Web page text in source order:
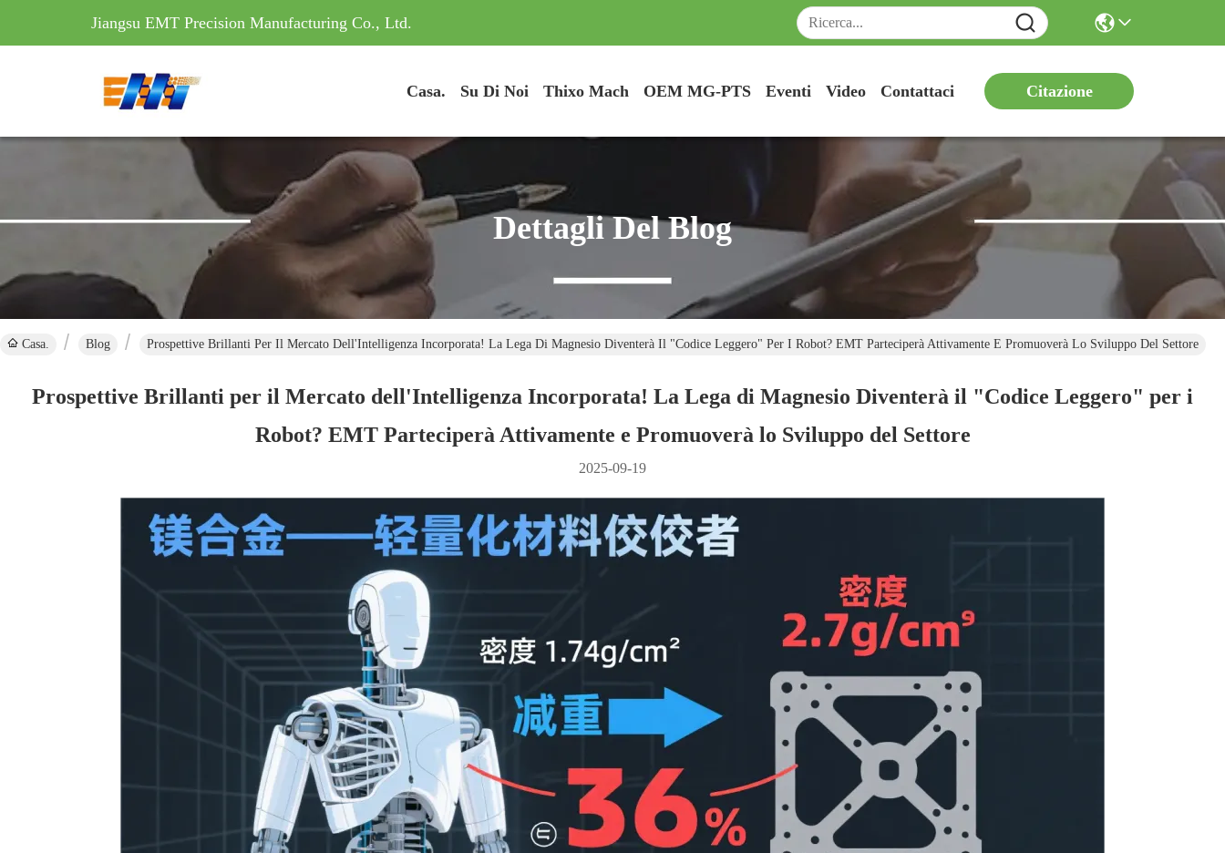
Jiangsu EMT Precision Manufacturing Co., Ltd.
Casa. Su Di Noi Thixo Mach OEM MG-PTS Eventi Video Contattaci Citazione
Dettagli Del Blog
Casa. Blog Prospettive Brillanti Per Il Mercato Dell'Intelligenza Incorporata! La Lega Di Magnesio Diventerà Il "Codice Leggero" Per I Robot? EMT Parteciperà Attivamente E Promuoverà Lo Sviluppo Del Settore
Prospettive Brillanti per il Mercato dell'Intelligenza Incorporata! La Lega di Magnesio Diventerà il "Codice Leggero" per i
Robot? EMT Parteciperà Attivamente e Promuoverà lo Sviluppo del Settore
2025-09-19